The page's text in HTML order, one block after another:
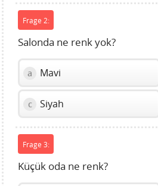
Frage 2:
Salonda ne renk yok?
a Mavi
c Siyah
Frage 3:
Küçük oda ne renk?